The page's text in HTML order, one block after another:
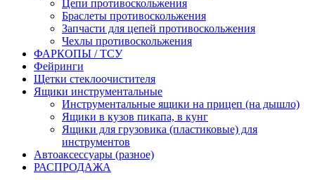
Цепи противоскольжения
Браслеты противоскольжения
Запчасти для цепей противоскольжения
Чехлы противоскольжения
ФАРКОПЫ / ТСУ
Фейринги
Щетки стеклоочистителя
Ящики инструментальные
Инструментальные ящики на прицеп (на дышло)
Ящики в кузов пикапа, в кунг
Ящики для грузовика (пластиковые) для
инструментов
Автоаксессуары (разное)
РАСПРОДАЖА